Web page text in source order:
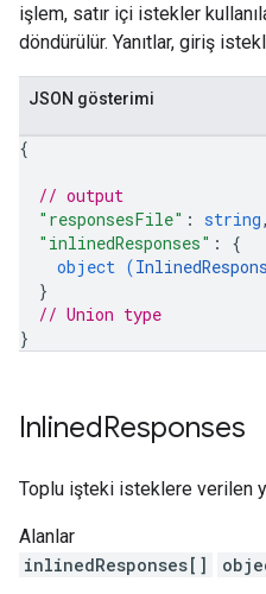
işlem, satır içi istekler
döndürülür. Yanıtlar, giriş
JSON gösterimi
{
// output
"responsesFile" : string,
"inlinedResponses" : {
object (
}
// Union type
}
InlinedResponses
Toplu işteki isteklere verilen
Alanlar
inlinedResponses[]